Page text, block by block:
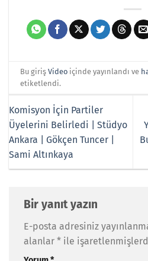
Bu girişVideo içinde yayınlandı ve
etiketlendi.
Komisyon İçin Partiler
Üyelerini Belirledi | Stüdyo
Ankara | Gökçen Tuncer |
Sami Altınkaya
Bir yanıt yazın
E-posta adresiniz
alanlar * ile